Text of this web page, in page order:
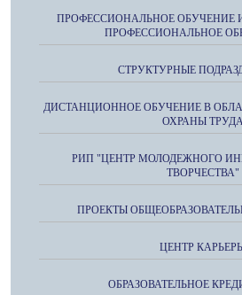
ПРОФЕССИОНАЛЬНОЕ ОБУЧЕНИЕ
ПРОФЕССИОНАЛЬНОЕ
СТРУКТУРНЫЕ
ДИСТАНЦИОННОЕ ОБУЧЕНИЕ В
ОХРАНЫ
РИП "ЦЕНТР МОЛОДЕЖНОГО
ТВОРЧЕСТВА"
ПРОЕКТЫ
ЦЕНТР
ОБРАЗОВАТЕЛЬНОЕ